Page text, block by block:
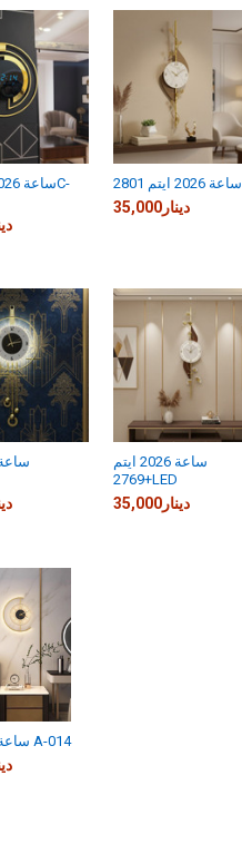
ساعة 2026 ايتم 2801
35,000دينار
ساعة 2026 ايتم
2769+LED
35,000دينار
ساعة 2025 ايتم A-014